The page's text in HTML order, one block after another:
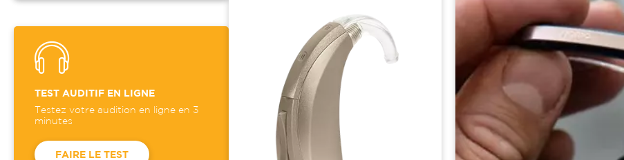
TEST AUDITIF EN LIGNE
Testez votre audition en ligne en 3
minutes
FAIRE LE TEST